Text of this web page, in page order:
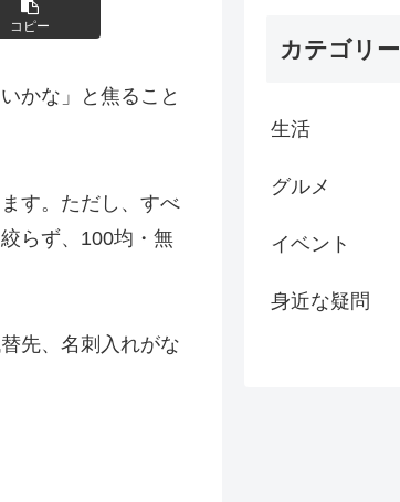
コピー
かな」と焦ること
す。ただし、すべ
らず、100均・無
先、名刺入れがな
カテゴリー
生活
グルメ
イベント
身近な疑問